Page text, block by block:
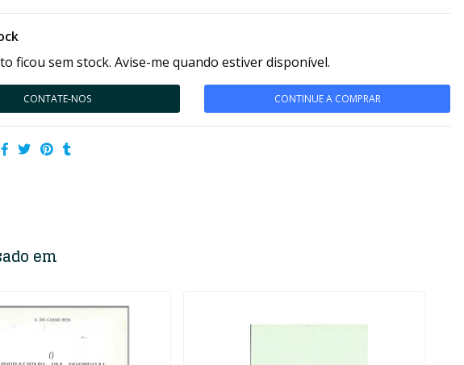
ficou sem stock. Avise-me quando estiver disponível.
CONTATE-NOS CONTINUE A COMPRAR
em